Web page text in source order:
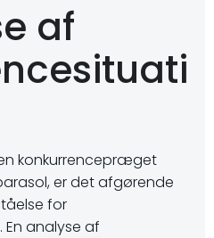
af
konkurrencepræget
er det afgørende
for
analyse af